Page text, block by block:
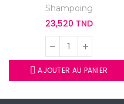
Shampoing
23,520 TND
AJOUTER AU PANIER